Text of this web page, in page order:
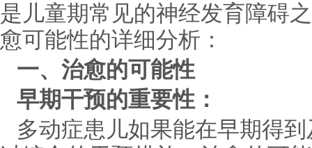
是儿童期常见的神经发育障碍
愈可能性的详细分析：
一、治愈的可能性
早期干预的重要性：
多动症患儿如果能在早期得